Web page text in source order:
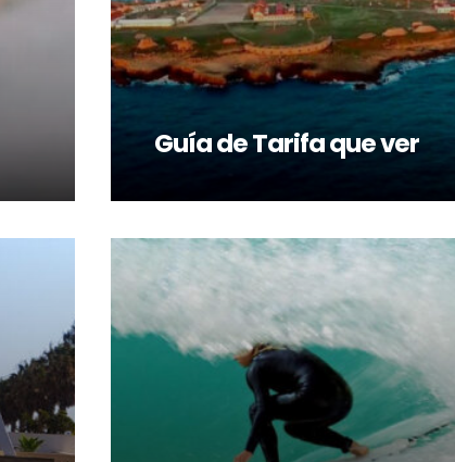
Guía de Tarifa que ver
LEER MÁS